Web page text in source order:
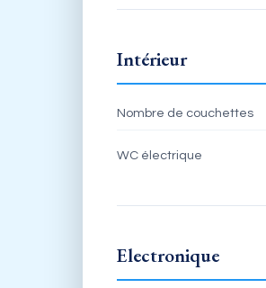
Intérieur
Nombre de couchettes
WC électrique
Electronique